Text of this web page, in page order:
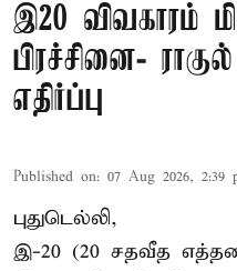
இ20 விவகாரம்
பிரச்சினை-
எதிர்ப்பு
Published on: 07 Aug 2026, 2:39
புதுடெல்லி,
இ-20 (20 சதவீத